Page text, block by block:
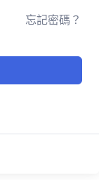
忘記密碼？